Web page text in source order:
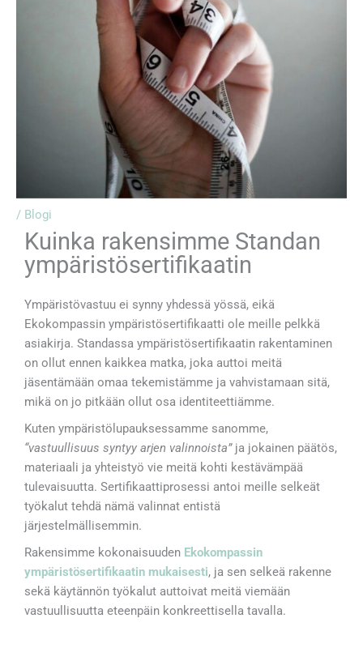
/ Blogi
Kuinka rakensimme Standan
ympäristösertifikaatin
Ympäristövastuu ei synny yhdessä yössä, eikä
Ekokompassin ympäristösertifikaatti ole meille pelkkä
asiakirja. Standassa ympäristösertifikaatin rakentaminen
on ollut ennen kaikkea matka, joka auttoi meitä
jäsentämään omaa tekemistämme ja vahvistamaan sitä,
mikä on jo pitkään ollut osa identiteettiämme.
Kuten ympäristölupauksessamme sanomme,
“vastuullisuus syntyy arjen valinnoista”ja jokainen päätös,
materiaali ja yhteistyö vie meitä kohti kestävämpää
tulevaisuutta. Sertifikaattiprosessi antoi meille selkeät
työkalut tehdä nämä valinnat entistä
järjestelmällisemmin.
Rakensimme kokonaisuuden Ekokompassin
ympäristösertifikaatin mukaisesti, ja sen selkeä rakenne
sekä käytännön työkalut auttoivat meitä viemään
vastuullisuutta eteenpäin konkreettisella tavalla.